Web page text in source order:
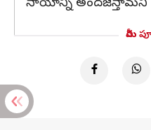
సాయాన్ని అందజేస్తామని
మీరు